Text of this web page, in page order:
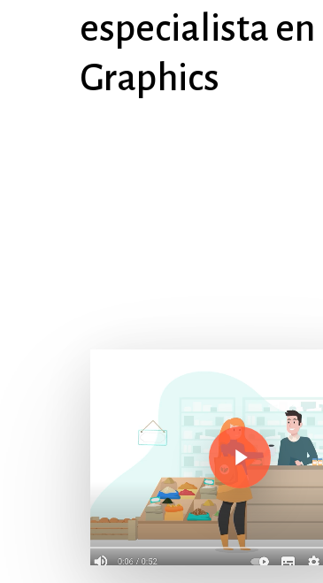
especialista en
Graphics
Play Video